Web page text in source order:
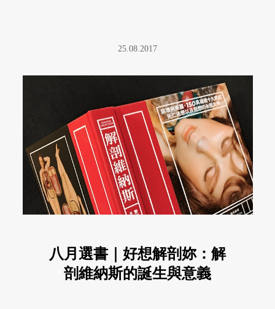
25.08.2017
八月選書｜好想解剖妳：解
剖維納斯的誕生與意義